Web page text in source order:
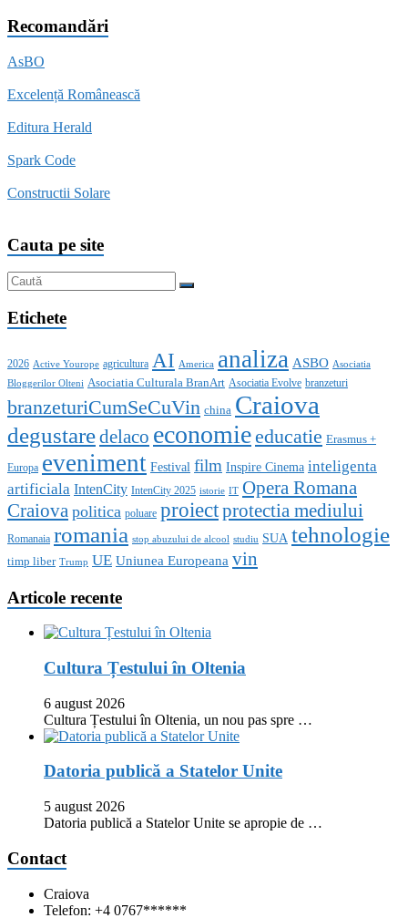
Recomandări
AsBO
Excelență Românească
Editura Herald
Spark Code
Constructii Solare
Cauta pe site
Etichete
2026 Active Yourope agricultura AI America analiza ASBO Asociatia
Bloggerilor Olteni Asociatia Culturala BranArt Asociatia Evolve branzeturi
branzeturiCumSeCuVin china Craiova
degustaredelaco economieeducatie Erasmus +
Europa eveniment Festival film Inspire Cinema inteligenta
artificiala IntenCity IntenCity 2025 istorie IT Opera Romana
Craiova politica poluare proiectprotectia mediului
Romanaia romania stop abuzului de alcool studiu SUA tehnologie
timp liber Trump UE Uniunea Europeana vin
Articole recente
Cultura Țestului în Oltenia
6 august 2026
Cultura Țestului în Oltenia, un nou pas spre …
Datoria publică a Statelor Unite
5 august 2026
Datoria publică a Statelor Unite se apropie de …
Contact
Craiova
Telefon: +4 0767******